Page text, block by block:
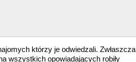
którzy je odwiedzali. Zwłaszcza
wszystkich opowiadających robiły